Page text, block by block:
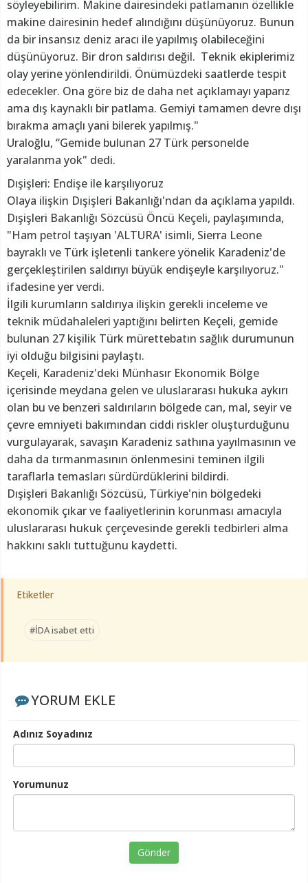
söyleyebilirim. Makine dairesindeki patlamanın özellikle
makine dairesinin hedef alındığını düşünüyoruz. Bunun
da bir insansız deniz aracı ile yapılmış olabileceğini
düşünüyoruz. Bir dron saldırısı değil. Teknik ekiplerimiz
olay yerine yönlendirildi. Önümüzdeki saatlerde tespit
edecekler. Ona göre biz de daha net açıklamayı yaparız
ama dış kaynaklı bir patlama. Gemiyi tamamen devre dışı
bırakma amaçlı yani bilerek yapılmış."
Uraloğlu, “Gemide bulunan 27 Türk personelde
yaralanma yok" dedi.
Dışişleri: Endişe ile karşılıyoruz
Olaya ilişkin Dışişleri Bakanlığı'ndan da açıklama yapıldı.
Dışişleri Bakanlığı Sözcüsü Öncü Keçeli, paylaşımında,
"Ham petrol taşıyan 'ALTURA' isimli, Sierra Leone
bayraklı ve Türk işletenli tankere yönelik Karadeniz'de
gerçekleştirilen saldırıyı büyük endişeyle karşılıyoruz."
ifadesine yer verdi.
İlgili kurumların saldırıya ilişkin gerekli inceleme ve
teknik müdahaleleri yaptığını belirten Keçeli, gemide
bulunan 27 kişilik Türk mürettebatın sağlık durumunun
iyi olduğu bilgisini paylaştı.
Keçeli, Karadeniz'deki Münhasır Ekonomik Bölge
içerisinde meydana gelen ve uluslararası hukuka aykırı
olan bu ve benzeri saldırıların bölgede can, mal, seyir ve
çevre emniyeti bakımından ciddi riskler oluşturduğunu
vurgulayarak, savaşın Karadeniz sathına yayılmasının ve
daha da tırmanmasının önlenmesini teminen ilgili
taraflarla temasları sürdürdüklerini bildirdi.
Dışişleri Bakanlığı Sözcüsü, Türkiye'nin bölgedeki
ekonomik çıkar ve faaliyetlerinin korunması amacıyla
uluslararası hukuk çerçevesinde gerekli tedbirleri alma
hakkını saklı tuttuğunu kaydetti.
Etiketler
#İDA isabet etti
YORUM EKLE
Adınız Soyadınız
Yorumunuz
Gönder